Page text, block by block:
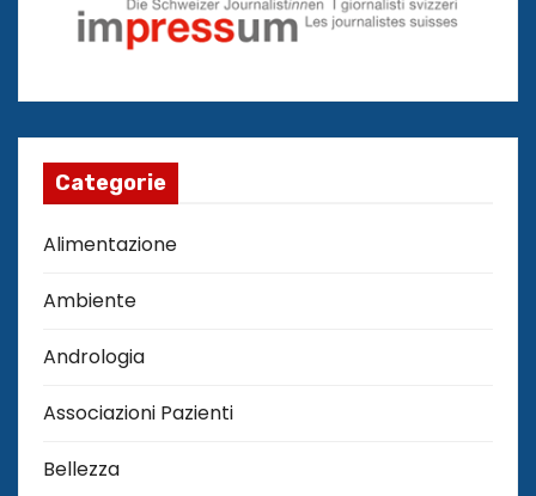
Categorie
Alimentazione
Ambiente
Andrologia
Associazioni Pazienti
Bellezza